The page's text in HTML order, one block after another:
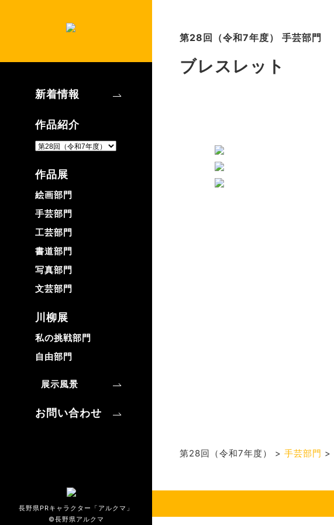
新着情報
作品紹介
作品展
絵画部門
手芸部門
工芸部門
書道部門
写真部門
文芸部門
川柳展
私の挑戦部門
自由部門
展示風景
お問い合わせ
長野県PRキャラクター「アルクマ」
©長野県アルクマ
第28回（令和7年度） 手芸部門
ブレスレット
第28回（令和7年度） > 手芸部門 >